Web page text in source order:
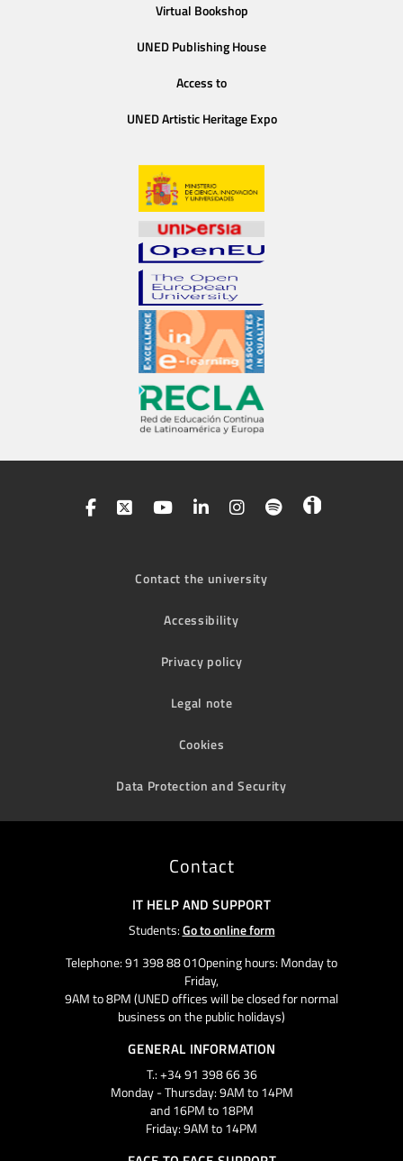
Virtual Bookshop
UNED Publishing House
Access to
UNED Artistic Heritage Expo
Contact the university
Accessibility
Privacy policy
Legal note
Cookies
Data Protection and Security
Contact
IT HELP AND SUPPORT
Students:Go to online form
Telephone: 91 398 88 01Opening hours: Monday to
Friday,
9AM to 8PM (UNED offices will be closed for normal
business on the public holidays)
GENERAL INFORMATION
T.: +34 91 398 66 36
Monday - Thursday: 9AM to 14PM
and 16PM to 18PM
Friday: 9AM to 14PM